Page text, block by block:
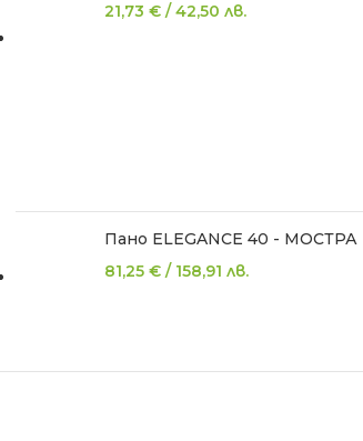
21,73 € / 42,50 лв.
Пано ELEGANCE 40 - МОСТРА
81,25 € / 158,91 лв.